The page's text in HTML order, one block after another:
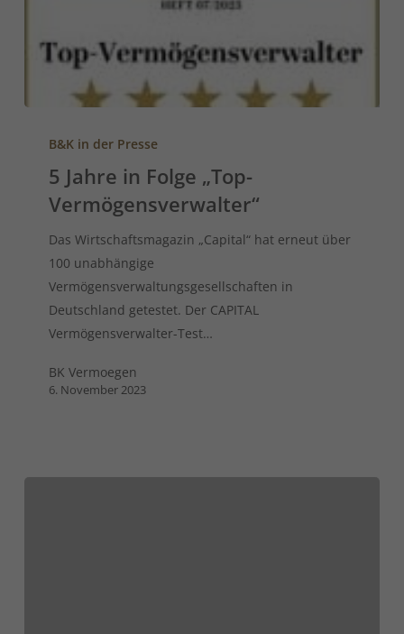
B&K in der Presse
5 Jahre in Folge „Top-
Vermögensverwalter“
Das Wirtschaftsmagazin „Capital“ hat erneut über
100 unabhängige
Vermögensverwaltungsgesellschaften in
Deutschland getestet. Der CAPITAL
Vermögensverwalter-Test…
BK Vermoegen
6. November 2023